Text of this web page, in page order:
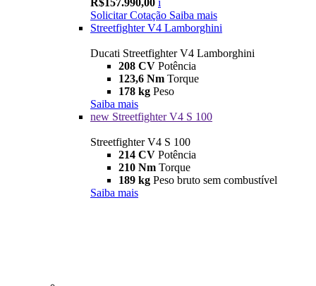
R$157.990,00 i
Solicitar Cotação Saiba mais
Streetfighter V4 Lamborghini
Ducati Streetfighter V4 Lamborghini
208 CV Potência
123,6 Nm Torque
178 kg Peso
Saiba mais
new Streetfighter V4 S 100
Streetfighter V4 S 100
214 CV Potência
210 Nm Torque
189 kg Peso bruto sem combustível
Saiba mais